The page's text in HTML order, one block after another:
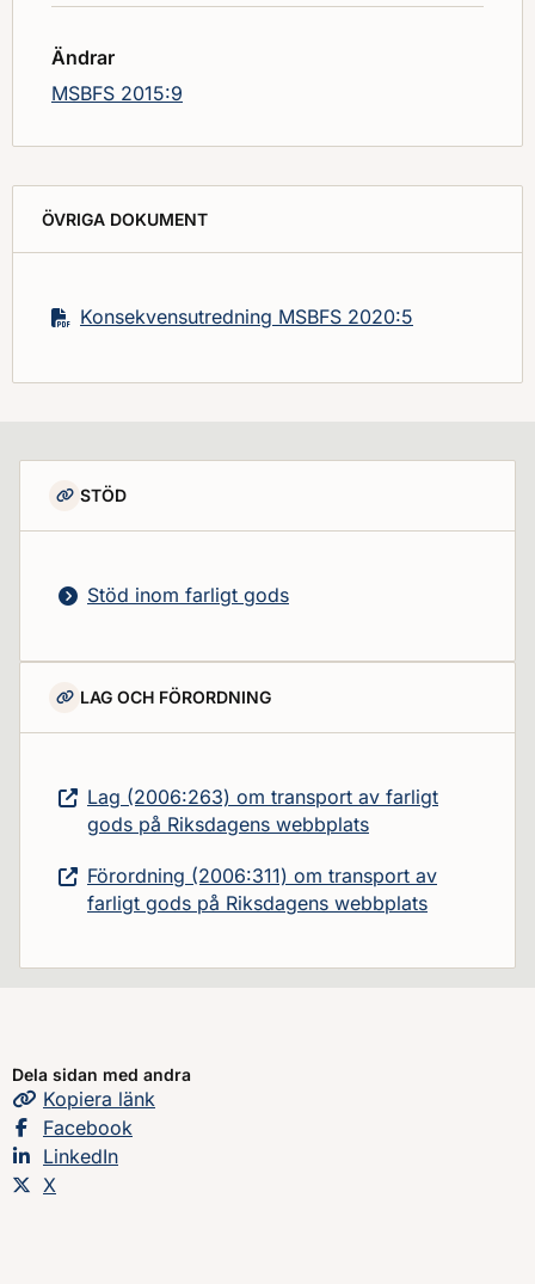
Ändrar
MSBFS 2015:9
ÖVRIGA DOKUMENT
Konsekvensutredning MSBFS 2020:5
STÖD
Stöd inom farligt gods
LAG OCH FÖRORDNING
Lag (2006:263) om transport av farligt
gods på Riksdagens webbplats
Förordning (2006:311) om transport av
farligt gods på Riksdagens webbplats
Dela sidan med andra
Kopiera sidans
länk
Dela sidan på
Facebook
Dela sidan på
LinkedIn
Dela sidan på
X